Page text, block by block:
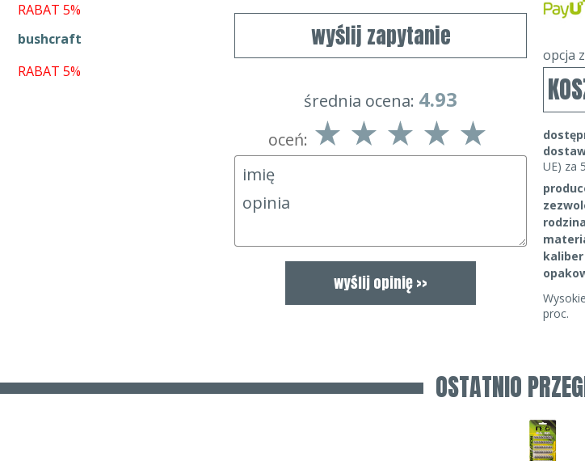
RABAT 5%
bushcraft
RABAT 5%
wyślij zapytanie
średnia ocena: 4.93
oceń:
opcja
UE) za
proc.
OSTATNIO